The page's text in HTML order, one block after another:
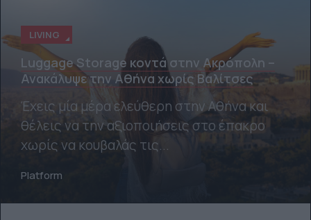
LIVING
Luggage Storage κοντά στην Ακρόπολη –
Ανακάλυψε την Αθήνα χωρίς Βαλίτσες
Έχεις μία μέρα ελεύθερη στην Αθήνα και
θέλεις να την αξιοποιήσεις στο έπακρο
χωρίς να κουβαλάς τις...
Platform